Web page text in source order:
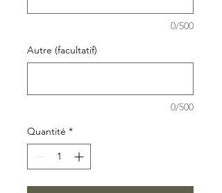
0/500
Autre (facultatif)
0/500
Quantité *